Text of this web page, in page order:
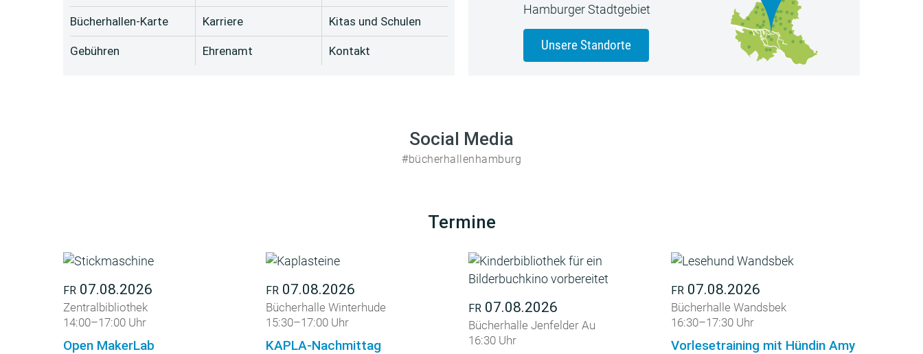
Bücherhallen-Karte
Gebühren
Karriere
Ehrenamt
Kitas und Schulen
Kontakt
Hamburger Stadtgebiet
Unsere Standorte
Social Media
#bücherhallenhamburg
Termine
FR 07.08.2026
Zentralbibliothek
14:00–17:00 Uhr
Open MakerLab
FR 07.08.2026
Bücherhalle Winterhude
15:30–17:00 Uhr
KAPLA-Nachmittag
FR 07.08.2026
Bücherhalle Jenfelder Au
16:30 Uhr
FR 07.08.2026
Bücherhalle Wandsbek
16:30–17:30 Uhr
Vorlesetraining mit Hündin Amy